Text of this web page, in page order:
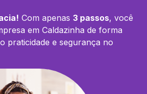
Com apenas 3 passos, você
em Caldazinha de forma
praticidade e segurança no